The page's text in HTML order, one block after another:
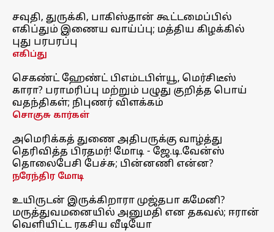
சவுதி, துருக்கி, பாகிஸ்தான் கூட்டமைப்பில்
எகிப்தும் இணைய வாய்ப்பு; மத்திய கிழக்கில்
புது பரபரப்பு
எகிப்து
செகண்ட் ஹேண்ட் பிஎம்டபிள்யூ, மெர்சிடீஸ்
காரா? பராமரிப்பு மற்றும் பழுது குறித்த பொய்
வதந்திகள்; நிபுணர் விளக்கம்
சொகுசு கார்கள்
அமெரிக்கத் துணை அதிபருக்கு வாழ்த்து
தெரிவித்த பிரதமர்! மோடி - ஜே.டி.வேன்ஸ்
தொலைபேசி பேச்சு; பின்னணி என்ன?
நரேந்திர மோடி
உயிருடன் இருக்கிறாரா முஜ்தபா கமேனி?
மருத்துவமனையில் அனுமதி என தகவல்; ஈரான்
வெளியிட்ட ரகசிய வீடியோ